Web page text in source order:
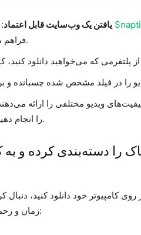
یافتن یک وب‌سایت قابل اعتماد
وارد کردن URL فراهم می‌کنند.
ویدیو مختلفی را ارائه
را انجام دهید و دانلود را شروع کنید.
را دسته‌بندی کرده و به
روی کامپیوتر خود دانلود کنید،
زمان و زحمت شما را صرفه‌جویی کند: